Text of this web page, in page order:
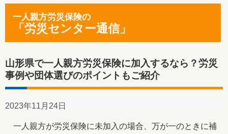
一人親方労災保険の
「労災センター通信」
山形県で一人親方労災保険に加入するなら？労災
事例や団体選びのポイントもご紹介
2023年11月24日
一人親方が労災保険に未加入の場合、万が一のときに補